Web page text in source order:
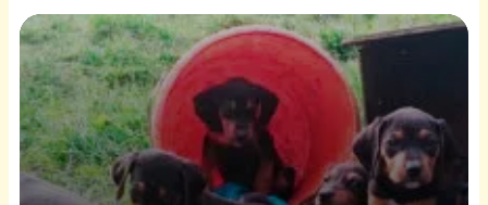
après un incendie, un défi pour les
petites associations
25 janvier 2025